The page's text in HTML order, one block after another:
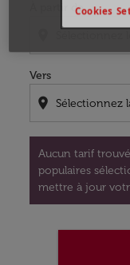
À partir de
Vers
location_on
Aucun tarif
populaires
mettre à jour
Cookies